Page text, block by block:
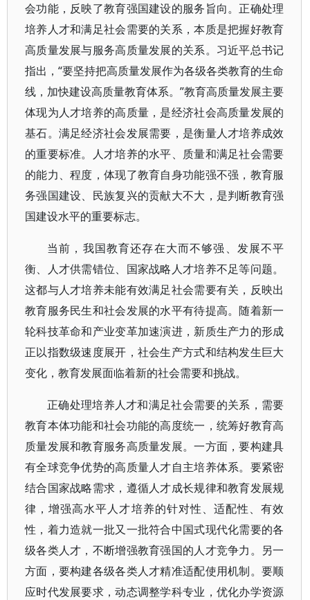
会功能，反映了教育强国建设的服务旨向。正确处理
培养人才和满足社会需要的关系，本质是把握好教育
高质量发展与服务高质量发展的关系。习近平总书记
指出，“要坚持把高质量发展作为各级各类教育的生命
线，加快建设高质量教育体系。”教育高质量发展主要
体现为人才培养的高质量，是经济社会高质量发展的
基石。满足经济社会发展需要，是衡量人才培养成效
的重要标准。人才培养的水平、质量和满足社会需要
的能力、程度，体现了教育自身功能强不强，教育服
务强国建设、民族复兴的贡献大不大，是判断教育强
国建设水平的重要标志。
当前，我国教育还存在大而不够强、发展不平
衡、人才供需错位、国家战略人才培养不足等问题。
这都与人才培养未能有效满足社会需要有关，反映出
教育服务民生和社会发展的水平有待提高。随着新一
轮科技革命和产业变革加速演进，新质生产力的形成
正以指数级速度展开，社会生产方式和结构发生巨大
变化，教育发展面临着新的社会需要和挑战。
正确处理培养人才和满足社会需要的关系，需要
教育本体功能和社会功能的高度统一，统筹好教育高
质量发展和教育服务高质量发展。一方面，要构建具
有全球竞争优势的高质量人才自主培养体系。要紧密
结合国家战略需求，遵循人才成长规律和教育发展规
律，增强高水平人才培养的针对性、适配性、有效
性，着力造就一批又一批符合中国式现代化需要的各
级各类人才，不断增强教育强国的人才竞争力。另一
方面，要构建各级各类人才精准适配使用机制。要顺
应时代发展要求，动态调整学科专业，优化办学资源